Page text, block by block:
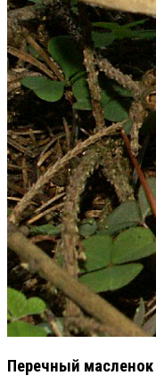
Перечный масленок